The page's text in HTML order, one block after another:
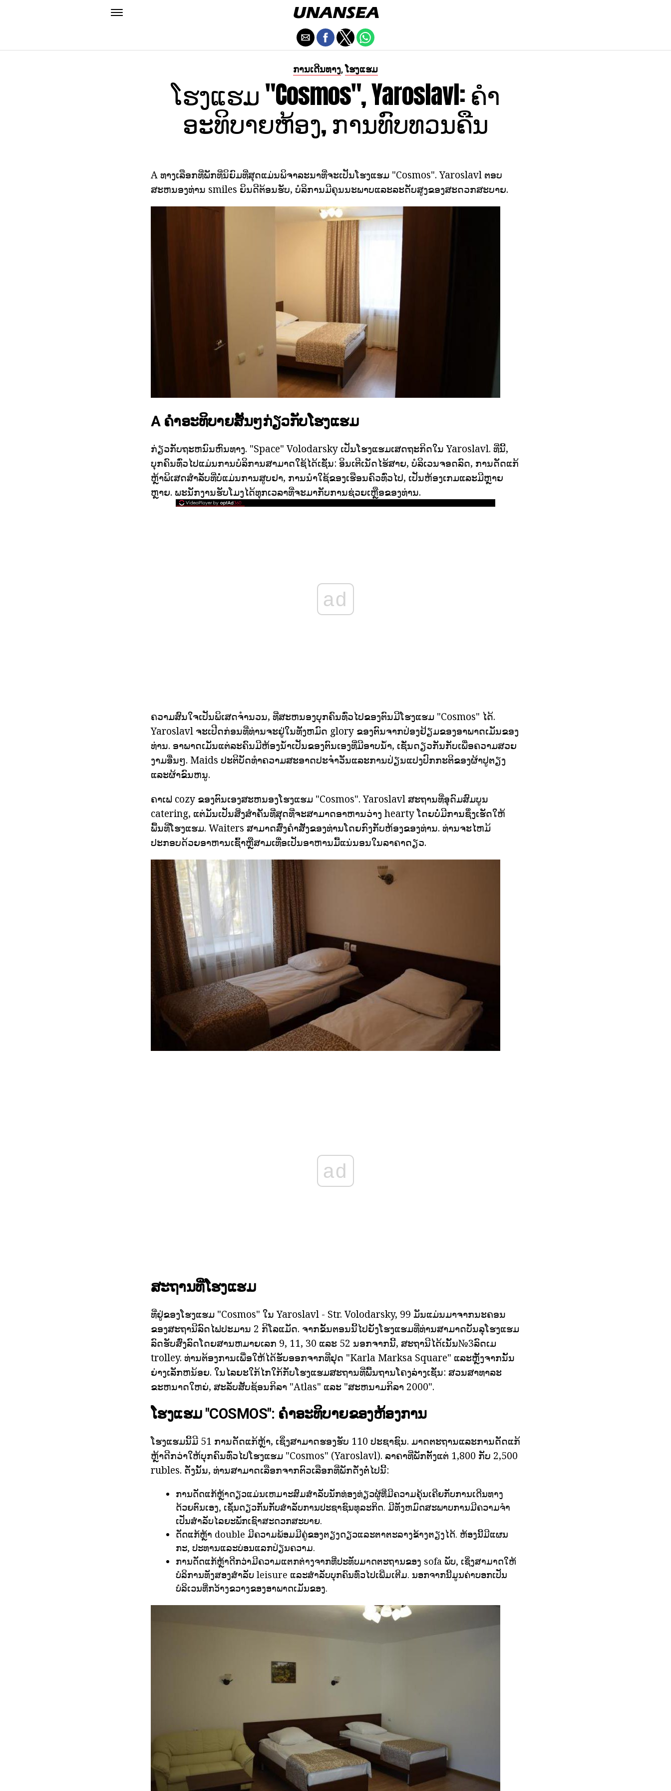
ການເດີນທາງ, ໂຮງແຮມ
ໂຮງແຮມ "Cosmos", Yaroslavl: ຄໍາ
ອະທິບາຍຫ້ອງ, ການທົບທວນຄືນ
A ທາງເລືອກທີ່ພັກທີ່ນິຍົມທີ່ສຸດແມ່ນພິຈາລະນາທີ່ຈະເປັນໂຮງແຮມ "Cosmos". Yaroslavl ຕອບ
ສະຫນອງທ່ານ smiles ຍິນດີຕ້ອນຮັບ, ບໍລິການມີຄຸນນະພາບແລະລະດັບສູງຂອງສະດວກສະບາຍ.
A ຄໍາອະທິບາຍສັ້ນໆກ່ຽວກັບໂຮງແຮມ
ກ່ຽວກັບຖະຫນົນຫົນທາງ. "Space" Volodarsky ເປັນໂຮງແຮມເສດຖະກິດໃນ Yaroslavl. ທີ່ນີ້,
ບຸກຄົນທົ່ວໄປແມ່ນການບໍລິການສາມາດໃຊ້ໄດ້ເຊັ່ນ: ອິນເຕີເນັດໄຮ້ສາຍ, ບໍລິເວນຈອດລົດ, ການດັດແກ້
ຫຼ້າພິເສດສໍາລັບທີ່ບໍ່ແມ່ນການສູບຢາ, ການນໍາໃຊ້ຂອງເຮືອນຄົວທົ່ວໄປ, ເປັນຫ້ອງເກມແລະມີຫຼາຍ
ຫຼາຍ. ພະນັກງານຮັບໂມງໄດ້ທຸກເວລາທີ່ຈະມາກັບການຊ່ວຍເຫຼືອຂອງທ່ານ.
ad
ຄວາມສົນໃຈເປັນພິເສດຈໍານວນ, ທີ່ສະຫນອງບຸກຄົນທົ່ວໄປຂອງຕົນມີໂຮງແຮມ "Cosmos" ໄດ້.
Yaroslavl ຈະເປີດກ່ອນທີ່ທ່ານຈະຢູ່ໃນທັງຫມົດ glory ຂອງຕົນຈາກປ່ອງຢ້ຽມຂອງອາພາດເມັນຂອງ
ທ່ານ. ອາພາດເມັນແຕ່ລະຄົນມີຫ້ອງນ້ໍາເປັນຂອງຕົນເອງທີ່ມີອາບນ້ໍາ, ເຊັ່ນດຽວກັນກັບເພື່ອຄວາມສວຍ
ງາມອື່ນໆ. Maids ປະຕິບັດທໍາຄວາມສະອາດປະຈໍາວັນແລະການປ່ຽນແປງປົກກະຕິຂອງຜ້າປູຕຽງ
ແລະຜ້າຂົນຫນູ.
ຄາເຟ cozy ຂອງຕົນເອງສະຫນອງໂຮງແຮມ "Cosmos". Yaroslavl ສະຖານທີ່ອຸດົມສົມບູນ
catering, ແຕ່ມັນເປັນສິ່ງສໍາຄັນທີ່ສຸດທີ່ຈະສາມາດອາຫານວ່າງ hearty ໂດຍບໍ່ມີການຊຶ່ງເຮັດໃຫ້
ພື້ນທີ່ໂຮງແຮມ. Waiters ສາມາດສົ່ງຄໍາສັ່ງຂອງທ່ານໂດຍກົງກັບຫ້ອງຂອງທ່ານ. ທ່ານຈະໄຫມ້
ປະກອບດ້ວຍອາຫານເຊົ້າຫຼືສາມເທື່ອເປັນອາຫານມື້ແນ່ນອນໃນລາຄາດຽວ.
ad
ສະຖານທີ່ໂຮງແຮມ
ທີ່ຢູ່ຂອງໂຮງແຮມ "Cosmos" ໃນ Yaroslavl - Str. Volodarsky, 99 ມັນແມ່ນມາຈາກນະຄອນ
ຂອງສະຖານີລົດໄຟປະມານ 2 ກິໂລແມັດ. ຈາກຂັ້ນຕອນນີ້ໄປຍັງໂຮງແຮມທີ່ທ່ານສາມາດບັນລຸໂຮງແຮມ
ລົດຮັບສົ່ງລົດໂດຍສານຫມາຍເລກ 9, 11, 30 ແລະ 52 ນອກຈາກນີ້, ສະຖານີໄດ້ເນັ້ນ№3ລົດເມ
trolley. ທ່ານຕ້ອງການເພື່ອໃຫ້ໄດ້ຮັບອອກຈາກທີ່ຢຸດ "Karla Marksa Square" ແລະຫຼັງຈາກນັ້ນ
ຍ່າງເລັກຫນ້ອຍ. ໃນໄລຍະໃກ້ໄກໃກ້ກັບໂຮງແຮມສະຖານທີ່ພື້ນຖານໂຄງລ່າງເຊັ່ນ: ສວນສາທາລະ
ຂະຫນາດໃຫຍ່, ສະລັບສັບຊ້ອນກິລາ "Atlas" ແລະ "ສະຫນາມກິລາ 2000".
ໂຮງແຮມ "COSMOS": ຄໍາອະທິບາຍຂອງຫ້ອງການ
ໂຮງແຮມນີ້ມີ 51 ການດັດແກ້ຫຼ້າ, ເຊິ່ງສາມາດຮອງຮັບ 110 ປະຊາຊົນ. ມາດຕະຖານແລະການດັດແກ້
ຫຼ້າດີກວ່າໃຫ້ບຸກຄົນທົ່ວໄປໂຮງແຮມ "Cosmos" (Yaroslavl). ລາຄາທີ່ພັກຕັ້ງແຕ່ 1,800 ກັບ 2,500
rubles. ດັ່ງນັ້ນ, ທ່ານສາມາດເລືອກຈາກຕົວເລືອກທີ່ພັກດັ່ງຕໍ່ໄປນີ້:
ການດັດແກ້ຫຼ້າດຽວແມ່ນເຫມາະສົມສໍາລັບນັກທ່ອງທ່ຽວຜູ້ທີ່ມີຄວາມຄຸ້ນເຄີຍກັບການເດີນທາງ
ດ້ວຍຕົນເອງ, ເຊັ່ນດຽວກັນກັບສໍາລັບການປະຊາຊົນທຸລະກິດ. ມີທັງຫມົດສະພາບການມີຄວາມຈໍາ
ເປັນສໍາລັບໄລຍະພັກເຊົາສະດວກສະບາຍ.
ດັດແກ້ຫຼ້າ double ມີຄວາມພ້ອມມີຄູ່ຂອງຕຽງດຽວແລະຕາຕະລາງຂ້າງຕຽງໄດ້. ຫ້ອງນີ້ມີແຜນ
ກະ, ປະທານແລະບ່ອນແລກປ່ຽນຄວາມ.
ການດັດແກ້ຫຼ້າດີກວ່າມີຄວາມແຕກຕ່າງຈາກທີ່ປະທັບມາດຕະຖານຂອງ sofa ພັບ, ເຊິ່ງສາມາດໃຫ້
ບໍລິການທັງສອງສໍາລັບ leisure ແລະສໍາລັບບຸກຄົນທົ່ວໄປເພີ່ມເຕີມ. ນອກຈາກນີ້ມູນຄ່າບອກເປັນ
ບໍລິເວນທີ່ກວ້າງຂວາງຂອງອາພາດເມັນຂອງ.